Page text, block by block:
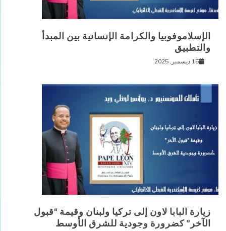
الإسلاموفوبيا والكرامة الإنسانية بين المبدأ
والتطبيق
15 ديسمبر, 2025
زيارة البابا لاون إلى تركيا ولبنان وقيمة “قبول
الآخر” كضرورة وجودية للشرق الأوسط